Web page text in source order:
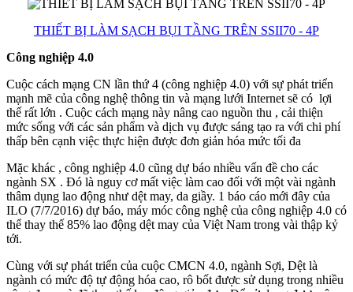
THIẾT BỊ LÀM SẠCH BỤI TẦNG TRÊN SSII70 - 4P
Công nghiệp 4.0
Cuộc cách mạng CN lần thứ 4 (công nghiệp 4.0) với sự phát triển
mạnh mẽ của công nghệ thông tin và mạng lưới Internet sẽ có lợi
thế rất lớn . Cuộc cách mạng này nâng cao nguồn thu , cải thiện
mức sống với các sản phẩm và dịch vụ được sáng tạo ra với chi phí
thấp bên cạnh việc thực hiện được đơn giản hóa mức tối đa
Mặc khác , công nghiệp 4.0 cũng dự báo nhiều vấn đề cho các
ngành SX . Đó là nguy cơ mất việc làm cao đối với một vài ngành
thâm dụng lao động như dệt may, da giầy. 1 báo cáo mới đây của
ILO (7/7/2016) dự báo, máy móc công nghệ của công nghiệp 4.0 có
thể thay thế 85% lao động dệt may của Việt Nam trong vài thập kỷ
tới.
Cùng với sự phát triển của cuộc CMCN 4.0, ngành Sợi, Dệt là
ngành có mức độ tự động hóa cao, rô bốt được sử dụng trong nhiều